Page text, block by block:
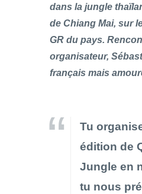
dans la jungle
de Chiang Mai, sur
GR du pays.
organisateur,
français mais
Tu
édition de
Jungle en
tu nous